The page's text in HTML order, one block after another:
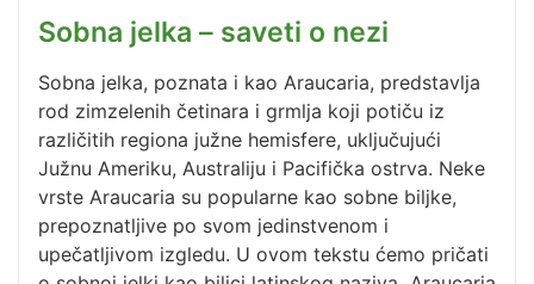
Sobna jelka – saveti o nezi
Sobna jelka, poznata i kao Araucaria, predstavlja
rod zimzelenih četinara i grmlja koji potiču iz
različitih regiona južne hemisfere, uključujući
Južnu Ameriku, Australiju i Pacifička ostrva. Neke
vrste Araucaria su popularne kao sobne biljke,
prepoznatljive po svom jedinstvenom i
upečatljivom izgledu. U ovom tekstu ćemo pričati